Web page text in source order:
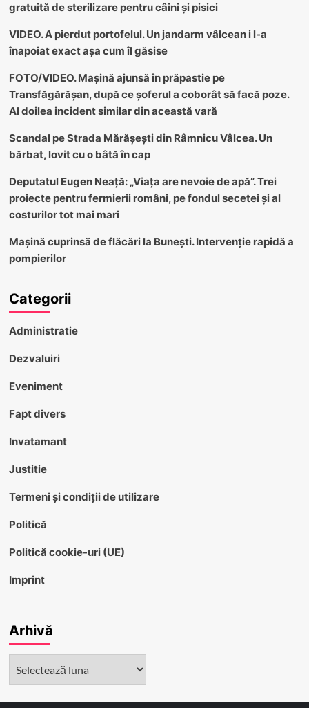
gratuită de sterilizare pentru câini și pisici
VIDEO. A pierdut portofelul. Un jandarm vâlcean i l-a
înapoiat exact așa cum îl găsise
FOTO/VIDEO. Mașină ajunsă în prăpastie pe
Transfăgărășan, după ce șoferul a coborât să facă poze.
Al doilea incident similar din această vară
Scandal pe Strada Mărășești din Râmnicu Vâlcea. Un
bărbat, lovit cu o bâtă în cap
Deputatul Eugen Neață: „Viața are nevoie de apă”. Trei
proiecte pentru fermierii români, pe fondul secetei și al
costurilor tot mai mari
Mașină cuprinsă de flăcări la Bunești. Intervenție rapidă a
pompierilor
Categorii
Administratie
Dezvaluiri
Eveniment
Fapt divers
Invatamant
Justitie
Termeni și condiții de utilizare
Politică
Politică cookie-uri (UE)
Imprint
Arhivă